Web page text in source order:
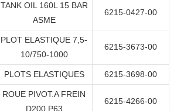
TANK OIL 160L 15 BAR
ASME
6215-0427-00
PLOT ELASTIQUE 7,5-
10/750-1000
6215-3673-00
PLOTS ELASTIQUES 6215-3698-00
ROUE PIVOT.A FREIN
D200 P63
6215-4266-00